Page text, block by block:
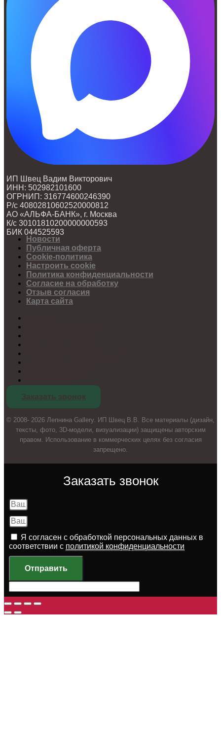
ИП Швец Вадим Викторович
ИНН: 502982101600
ОГРНИП: 316774600246390
Р/с 40802810602520000812
АО «АЛЬФА-БАНК», г. Москва
К/с 30101810200000000593
БИК 044525593
Новости
Публичная оферта
Cookie-политика
Настроить cookie
Политика конфиденциальности
Согласие на обработку
Отзыв согласия
Карта сайта
Заказать звонок
© 2008- 2026 Лепнина Gallery. ИП Швец В.В. Все материалы (дизайн,
тексты, фото, 3D-модели, визуализации) защищены авторским
правом. Использование в коммерческих целях без согласия
запрещено.
Заказать звонок
Я согласен с обработкой персональных данных в
соответствии с политикой конфиденциальности
Отправить